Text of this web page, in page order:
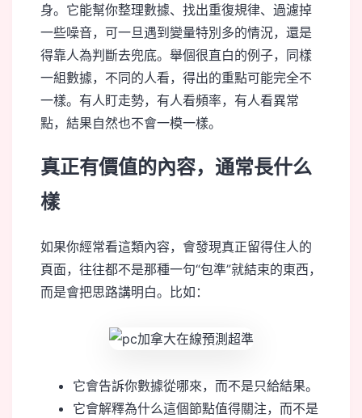
身。它能幫你整理數據、找出重復規律、過濾掉
一些噪音，可一旦遇到變量特別多的情況，還是
得靠人為判斷去兜底。舉個很直白的例子，同樣
一組數據，不同的人看，得出的重點可能完全不
一樣。有人盯走勢，有人看頻率，有人看異常
點，結果自然也不會一模一樣。
真正有價值的內容，通常長什么
樣
如果你經常看這類內容，會發現真正留得住人的
頁面，往往都不是那種一句“包準”就結束的東西，
而是會把思路講明白。比如：
它會告訴你數據從哪來，而不是只給結果。
它會解釋為什么這個節點值得關注，而不是